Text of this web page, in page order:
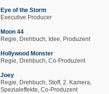
Eye of the Storm
Executive Producer
Moon 44
Regie Drehbuch Idee Produzent
Hollywood Monster
Regie Drehbuch Co-Produzent
Joey
Regie Drehbuch Stoff 2. Kamera
Spezialeffekte Co-Produzent